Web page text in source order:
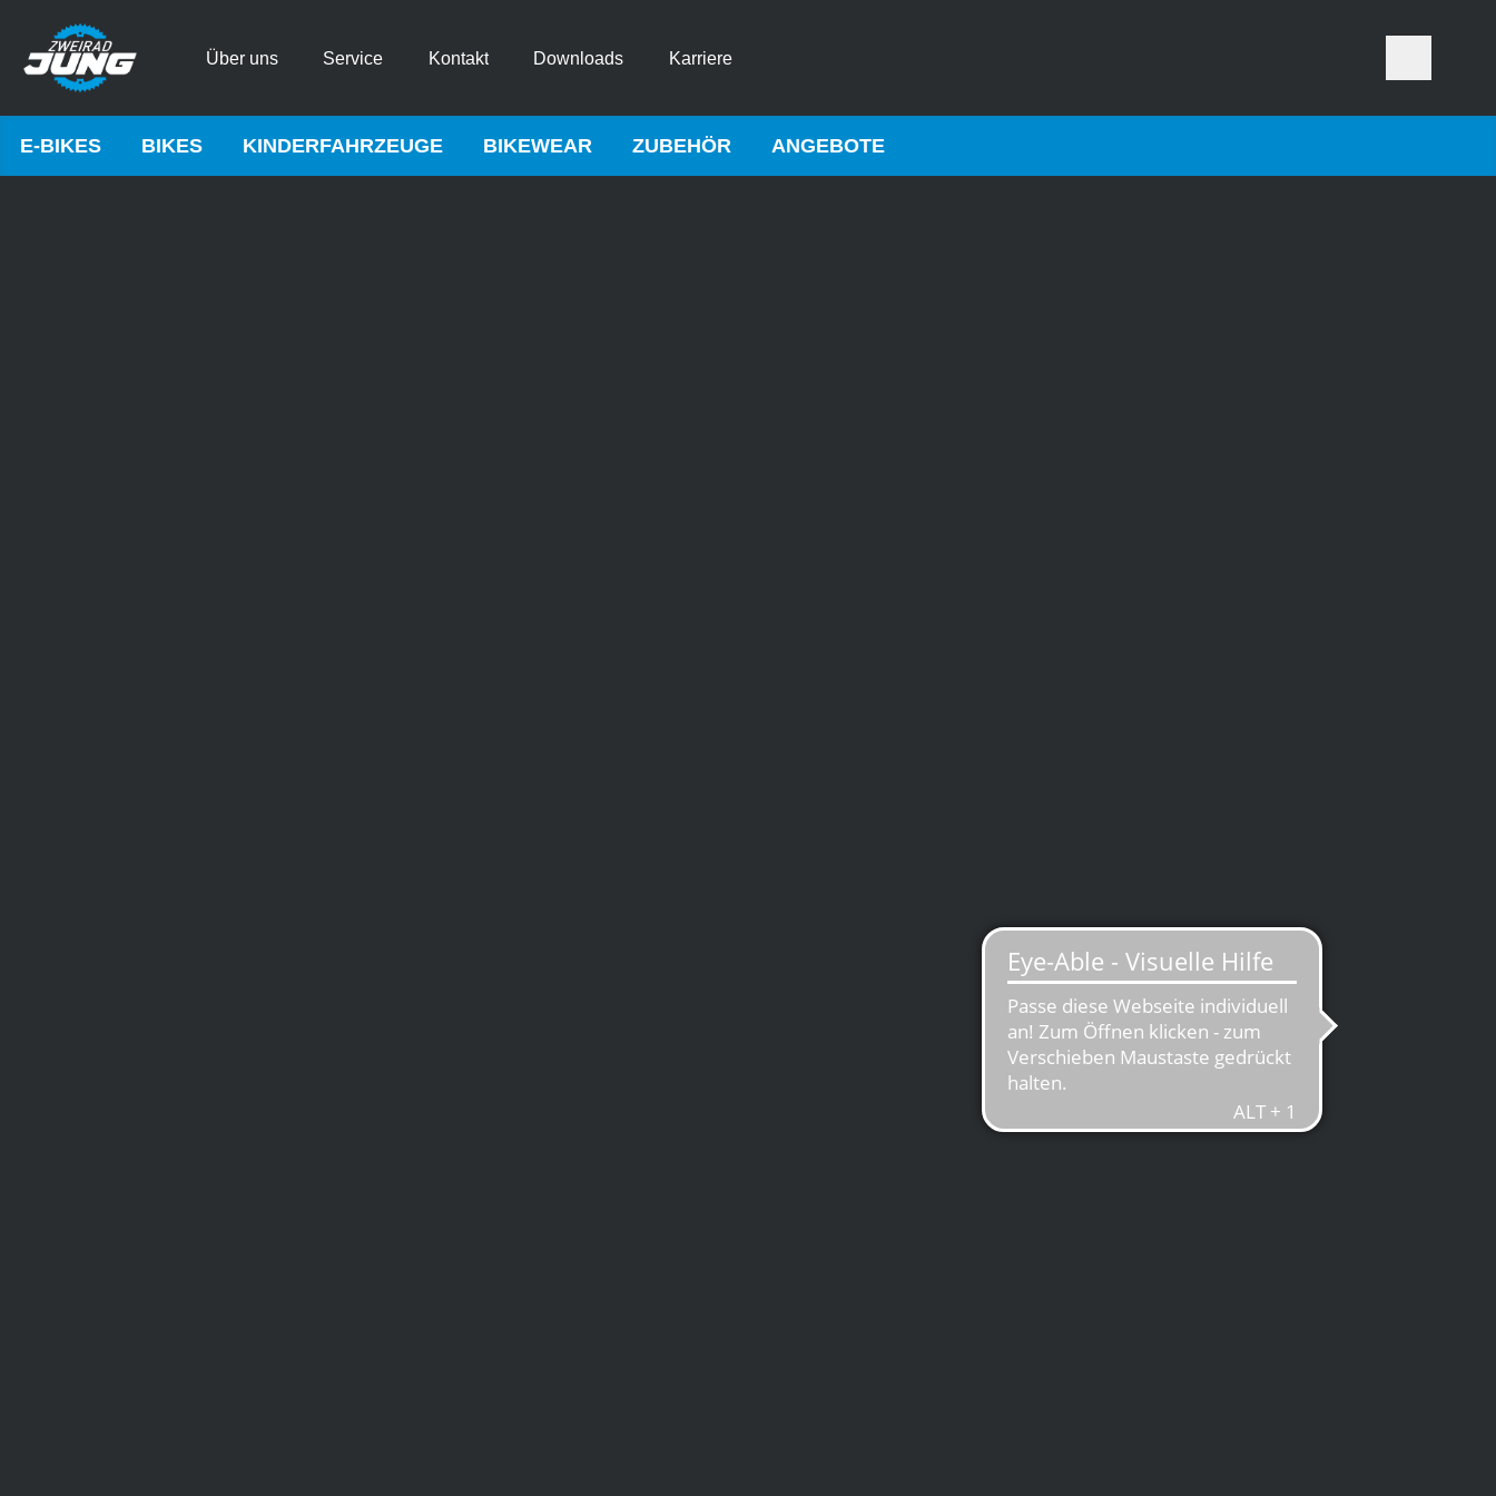
Über uns Service Kontakt Downloads Karriere
E-BIKES BIKES KINDERFAHRZEUGE BIKEWEAR ZUBEHÖR ANGEBOTE